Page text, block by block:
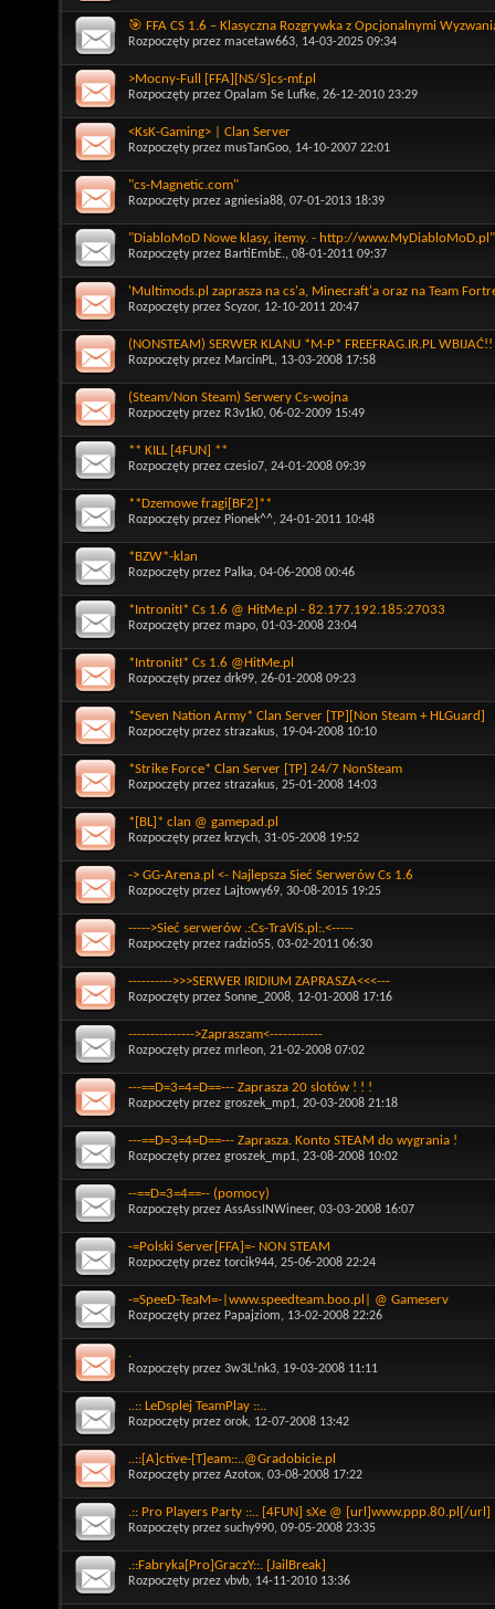
🎯 FFA CS 1.6 – Klasyczna Rozgrywka z Opcjonalnymi
Rozpoczęty przez macetaw663, 14-03-2025 09:34
>Mocny-Full [FFA][NS/S]cs-mf.pl
Rozpoczęty przez Opalam Se Lufke, 26-12-2010 23:29
<KsK-Gaming> | Clan Server
Rozpoczęty przez musTanGoo, 14-10-2007 22:01
"cs-Magnetic.com"
Rozpoczęty przez agniesia88, 07-01-2013 18:39
"DiabloMoD Nowe klasy, itemy. - http://www.MyDiabloMoD.pl"
Rozpoczęty przez BartiEmbE., 08-01-2011 09:37
'Multimods.pl zaprasza na cs'a, Minecraft'a oraz na Team
Rozpoczęty przez Scyzor, 12-10-2011 20:47
(NONSTEAM) SERWER KLANU *M-P* FREEFRAG.IR.PL WBIJAĆ!!
Rozpoczęty przez MarcinPL, 13-03-2008 17:58
(Steam/Non Steam) Serwery Cs-wojna
Rozpoczęty przez R3v1k0, 06-02-2009 15:49
** KILL [4FUN] **
Rozpoczęty przez czesio7, 24-01-2008 09:39
**Dzemowe fragi[BF2]**
Rozpoczęty przez Pionek^^, 24-01-2011 10:48
*BZW*-klan
Rozpoczęty przez Palka, 04-06-2008 00:46
*IntronitI* Cs 1.6 @ HitMe.pl - 82.177.192.185:27033
Rozpoczęty przez mapo, 01-03-2008 23:04
*IntronitI* Cs 1.6 @HitMe.pl
Rozpoczęty przez drk99, 26-01-2008 09:23
*Seven Nation Army* Clan Server [TP][Non Steam + HLGuard]
Rozpoczęty przez strazakus, 19-04-2008 10:10
*Strike Force* Clan Server [TP] 24/7 NonSteam
Rozpoczęty przez strazakus, 25-01-2008 14:03
*[BL]* clan @ gamepad.pl
Rozpoczęty przez krzych, 31-05-2008 19:52
-> GG-Arena.pl <- Najlepsza Sieć Serwerów Cs 1.6
Rozpoczęty przez Lajtowy69, 30-08-2015 19:25
----->Sieć serwerów .:Cs-TraViS.pl:.<-----
Rozpoczęty przez radzio55, 03-02-2011 06:30
---------->>>SERWER IRIDIUM ZAPRASZA<<<---
Rozpoczęty przez Sonne_2008, 12-01-2008 17:16
--------------->Zapraszam<------------
Rozpoczęty przez mrleon, 21-02-2008 07:02
---==D=3=4=D==--- Zaprasza 20 slotów ! ! !
Rozpoczęty przez groszek_mp1, 20-03-2008 21:18
---==D=3=4=D==--- Zaprasza. Konto STEAM do wygrania !
Rozpoczęty przez groszek_mp1, 23-08-2008 10:02
--==D=3=4==-- (pomocy)
Rozpoczęty przez AssAssINWineer, 03-03-2008 16:07
-=Polski Server[FFA]=- NON STEAM
Rozpoczęty przez torcik944, 25-06-2008 22:24
-=SpeeD-TeaM=-|www.speedteam.boo.pl| @ Gameserv
Rozpoczęty przez Papajziom, 13-02-2008 22:26
.
Rozpoczęty przez 3w3L!nk3, 19-03-2008 11:11
..:: LeDsplej TeamPlay ::..
Rozpoczęty przez orok, 12-07-2008 13:42
..::[A]ctive-[T]eam::..@Gradobicie.pl
Rozpoczęty przez Azotox, 03-08-2008 17:22
.:: Pro Players Party ::.. [4FUN] sXe @ [url]www.ppp.80.pl[/url]
Rozpoczęty przez suchy990, 09-05-2008 23:35
.::Fabryka[Pro]GraczY::. [JailBreak]
Rozpoczęty przez vbvb, 14-11-2010 13:36